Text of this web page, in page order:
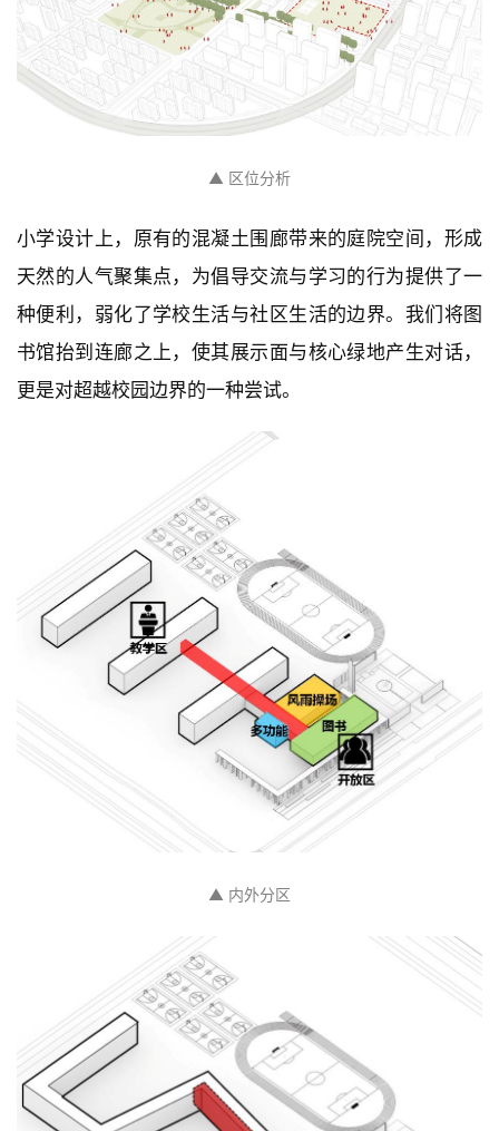
▲ 区位分析
小学设计上，原有的混凝土围廊带来的庭院空间，形成
天然的人气聚集点，为倡导交流与学习的行为提供了一
种便利，弱化了学校生活与社区生活的边界。我们将图
书馆抬到连廊之上，使其展示面与核心绿地产生对话，
更是对超越校园边界的一种尝试。
▲ 内外分区